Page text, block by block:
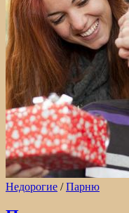
Недорогие /Парню